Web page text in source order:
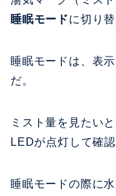
睡眠モードに切り
睡眠モードは、表
だ。
ミスト量を見たい
LEDが点灯して確
睡眠モードの際に